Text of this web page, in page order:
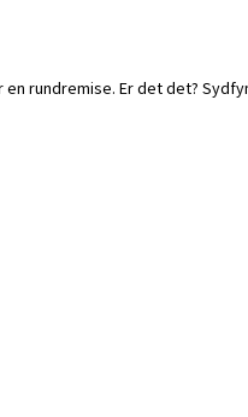
rundremise. Er det det?